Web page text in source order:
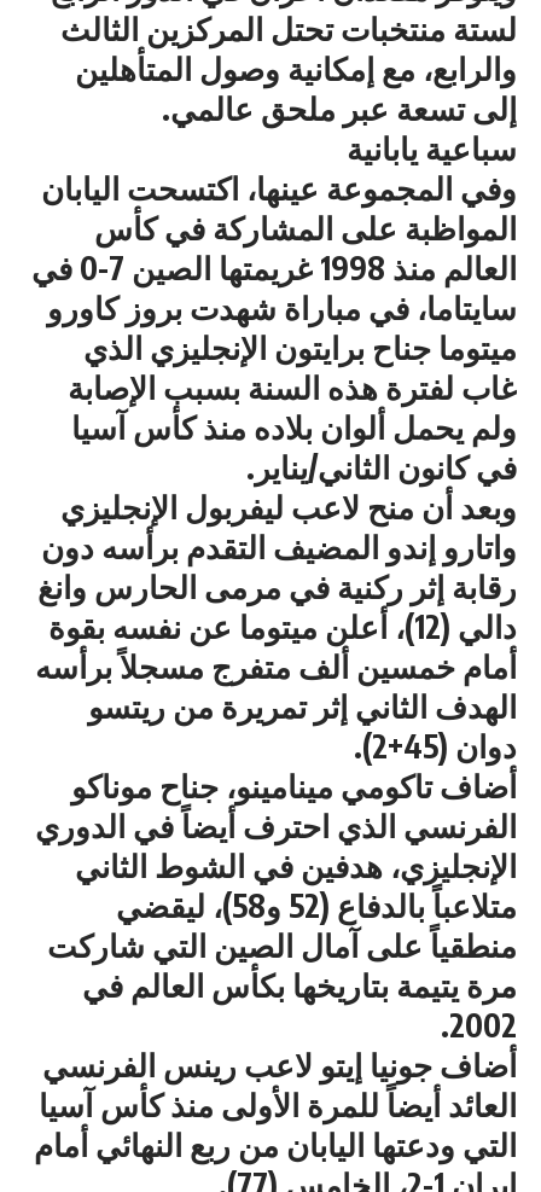
لستة منتخبات تحتل المركزين الثالث
والرابع، مع إمكانية وصول المتأهلين
إلى تسعة عبر ملحق عالمي.
سباعية يابانية
وفي المجموعة عينها، اكتسحت اليابان
المواظبة على المشاركة في كأس
العالم منذ 1998 غريمتها الصين 7-0 في
سايتاما، في مباراة شهدت بروز كاورو
ميتوما جناح برايتون الإنجليزي الذي
غاب لفترة هذه السنة بسبب الإصابة
ولم يحمل ألوان بلاده منذ كأس آسيا
في كانون الثاني/يناير.
وبعد أن منح لاعب ليفربول الإنجليزي
واتارو إندو المضيف التقدم برأسه دون
رقابة إثر ركنية في مرمى الحارس وانغ
دالي (12)، أعلن ميتوما عن نفسه بقوة
أمام خمسين ألف متفرج مسجلاً برأسه
الهدف الثاني إثر تمريرة من ريتسو
دوان (45+2).
أضاف تاكومي مينامينو، جناح موناكو
الفرنسي الذي احترف أيضاً في الدوري
الإنجليزي، هدفين في الشوط الثاني
متلاعباً بالدفاع (52 و58)، ليقضي
منطقياً على آمال الصين التي شاركت
مرة يتيمة بتاريخها بكأس العالم في
2002.
أضاف جونيا إيتو لاعب رينس الفرنسي
العائد أيضاً للمرة الأولى منذ كأس آسيا
التي ودعتها اليابان من ربع النهائي أمام
إيران 1-2، الخامس (77).